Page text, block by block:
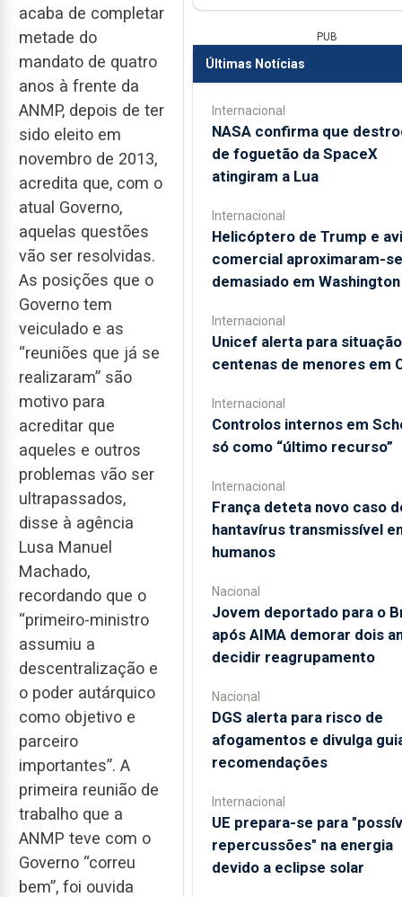
acaba de completar
metade do
mandato de quatro
anos à frente da
ANMP, depois de ter
sido eleito em
novembro de 2013,
acredita que, com o
atual Governo,
aquelas questões
vão ser resolvidas.
As posições que o
Governo tem
veiculado e as
“reuniões que já se
realizaram” são
motivo para
acreditar que
aqueles e outros
problemas vão ser
ultrapassados,
disse à agência
Lusa Manuel
Machado,
recordando que o
“primeiro-ministro
assumiu a
descentralização e
o poder autárquico
como objetivo e
parceiro
importantes”. A
primeira reunião de
trabalho que a
ANMP teve com o
Governo “correu
bem”, foi ouvida
PUB
Últimas Notícias
Internacional
NASA confirma que
de foguetão da SpaceX
atingiram a Lua
Internacional
Helicóptero de Trump e
comercial aproximaram-se
demasiado em Washington
Internacional
Unicef alerta para
centenas de menores em
Internacional
Controlos internos em
só como “último recurso”
Internacional
França deteta novo caso
hantavírus transmissível
humanos
Nacional
Jovem deportado para o
após AIMA demorar dois
decidir reagrupamento
Nacional
DGS alerta para risco de
afogamentos e divulga
recomendações
Internacional
UE prepara-se para
repercussões" na energia
devido a eclipse solar